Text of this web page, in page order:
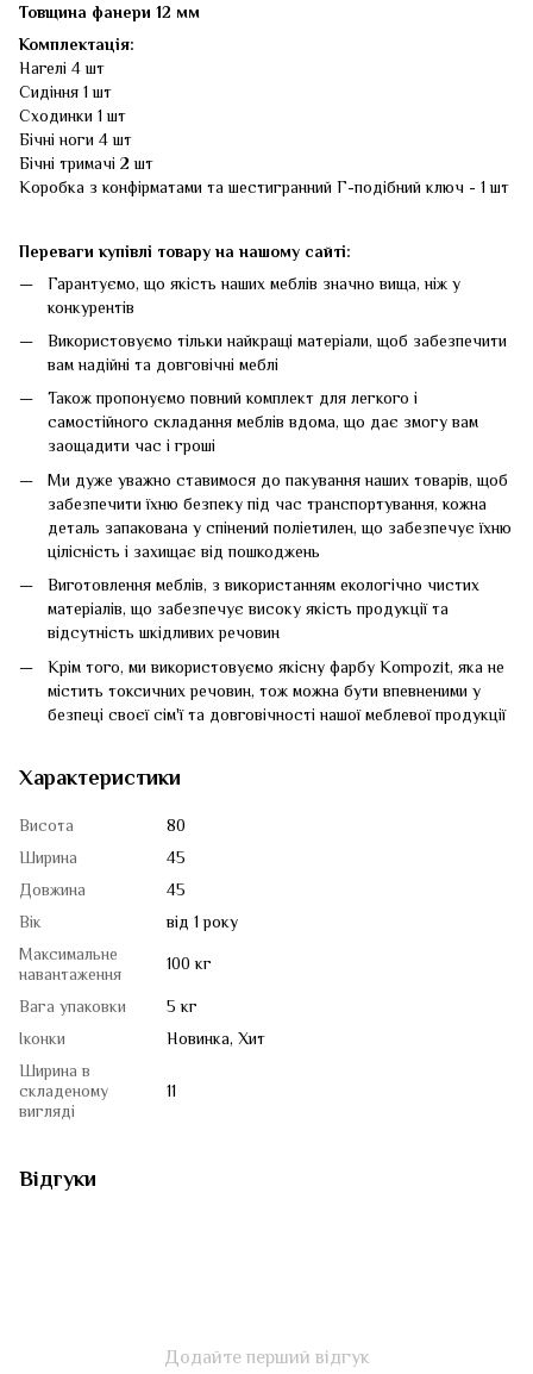
Товщина фанери 12 мм
Комплектація:
Нагелі 4 шт
Сидіння 1 шт
Сходинки 1 шт
Бічні ноги 4 шт
Бічні тримачі 2 шт
Коробка з конфірматами та шестигранний Г-подібний ключ - 1 шт
Переваги купівлі товару на нашому сайті:
Гарантуємо, що якість наших меблів значно вища, ніж у
конкурентів
Використовуємо тільки найкращі матеріали, щоб забезпечити
вам надійні та довговічні меблі
Також пропонуємо повний комплект для легкого і
самостійного складання меблів вдома, що дає змогу вам
заощадити час і гроші
Ми дуже уважно ставимося до пакування наших товарів, щоб
забезпечити їхню безпеку під час транспортування, кожна
деталь запакована у спінений поліетилен, що забезпечує їхню
цілісність і захищає від пошкоджень
Виготовлення меблів, з використанням екологічно чистих
матеріалів, що забезпечує високу якість продукції та
відсутність шкідливих речовин
Крім того, ми використовуємо якісну фарбу Kompozit, яка не
містить токсичних речовин, тож можна бути впевненими у
безпеці своєї сім'ї та довговічності нашої меблевої продукції
Характеристики
Висота
80
Ширина
45
Довжина
45
Вік
від 1 року
Максимальне
навантаження
100 кг
Вага упаковки
5 кг
Іконки
Новинка, Хит
Ширина в
складеному
вигляді
11
Відгуки
Додайте перший відгук